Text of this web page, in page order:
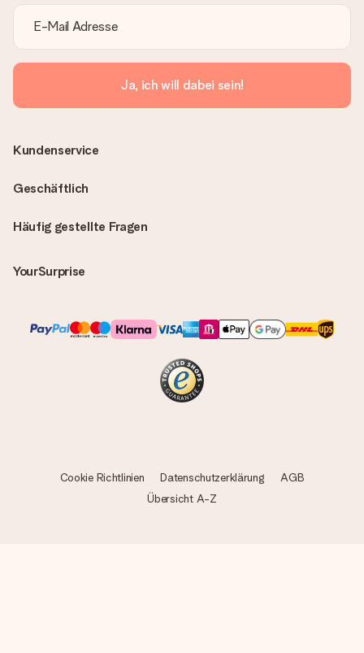
Ja, ich will dabei sein!
Häufig gestellte Fragen
YourSurprise
Kundenservice
Geschäftlich
Cookie Richtlinien Datenschutzerklärung
AGB
Übersicht A-Z